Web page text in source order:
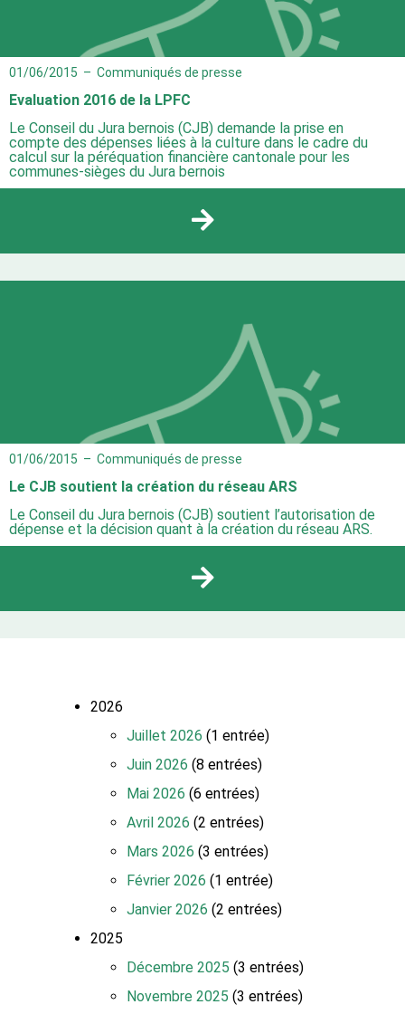
01/06/2015 – Communiqués de presse
Evaluation 2016 de la LPFC
Le Conseil du Jura bernois (CJB) demande la prise en
compte des dépenses liées à la culture dans le cadre du
calcul sur la péréquation financière cantonale pour les
communes-sièges du Jura bernois
01/06/2015 – Communiqués de presse
Le CJB soutient la création du réseau ARS
Le Conseil du Jura bernois (CJB) soutient l’autorisation de
dépense et la décision quant à la création du réseau ARS.
2026
Juillet 2026 (1 entrée)
Juin 2026 (8 entrées)
Mai 2026 (6 entrées)
Avril 2026 (2 entrées)
Mars 2026 (3 entrées)
Février 2026 (1 entrée)
Janvier 2026 (2 entrées)
2025
Décembre 2025 (3 entrées)
Novembre 2025 (3 entrées)